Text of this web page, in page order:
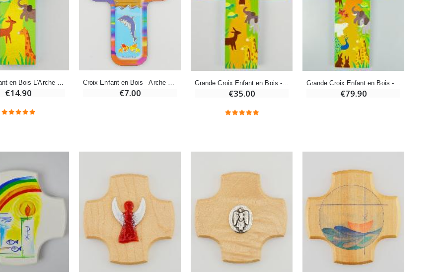
-20%
€12.00 €9.60
€7.90
€5.50 €4.95
-25%
€78.00 €58.50
€21.90
€130.00
€2.50
-25%
€78.00 €58.50
Croix Enfant en Bois L'Arche de Noé - 12 cm
€14.90
Croix Enfant en Bois - Arche de Noé
€7.00
Grande Croix Enfant en Bois - Arche de Noé
€35.00
Grande Croix Enfant en Bois - Arche de Noé 35 cm
€79.90